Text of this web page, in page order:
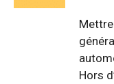
Hors